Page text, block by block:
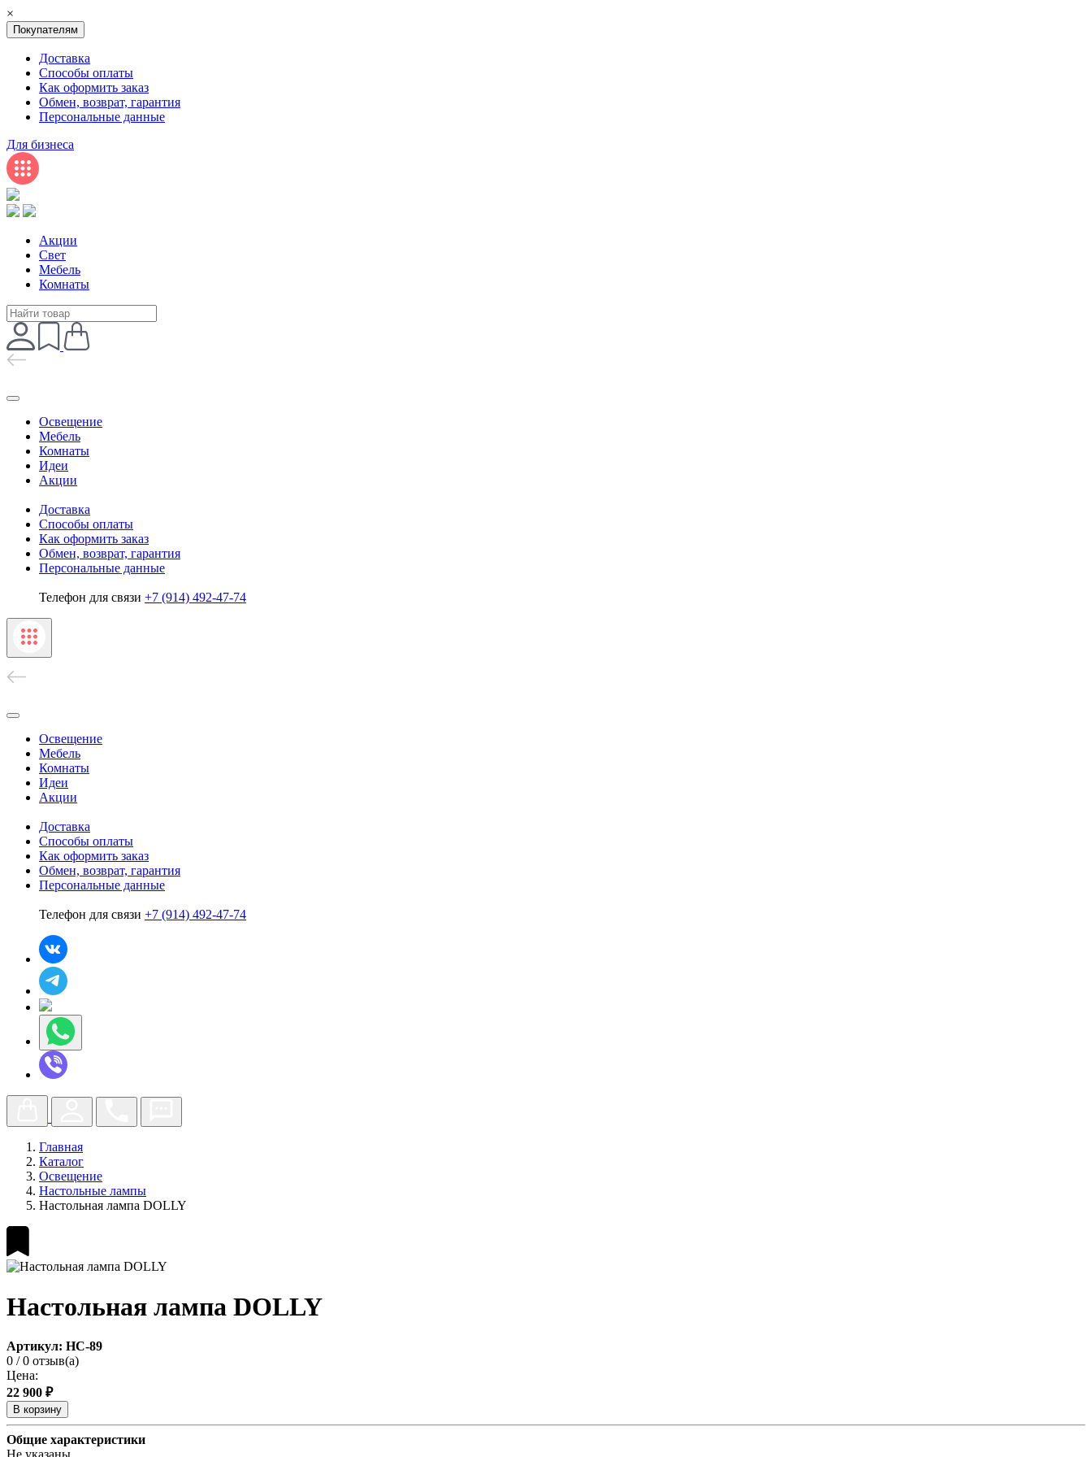
×
Покупателям
Доставка
Способы оплаты
Как оформить заказ
Обмен, возврат, гарантия
Персональные данные
Для бизнеса
Акции
Свет
Мебель
Комнаты
Освещение
Мебель
Комнаты
Идеи
Акции
Доставка
Способы оплаты
Как оформить заказ
Обмен, возврат, гарантия
Персональные данные
Телефон для связи +7 (914) 492-47-74
Освещение
Мебель
Комнаты
Идеи
Акции
Доставка
Способы оплаты
Как оформить заказ
Обмен, возврат, гарантия
Персональные данные
Телефон для связи +7 (914) 492-47-74
Главная
Каталог
Освещение
Настольные лампы
Настольная лампа DOLLY
Настольная лампа DOLLY
Артикул: НС-89
0 / 0 отзыв(а)
Цена:
22 900 ₽
В корзину
Общие характеристики
Не указаны